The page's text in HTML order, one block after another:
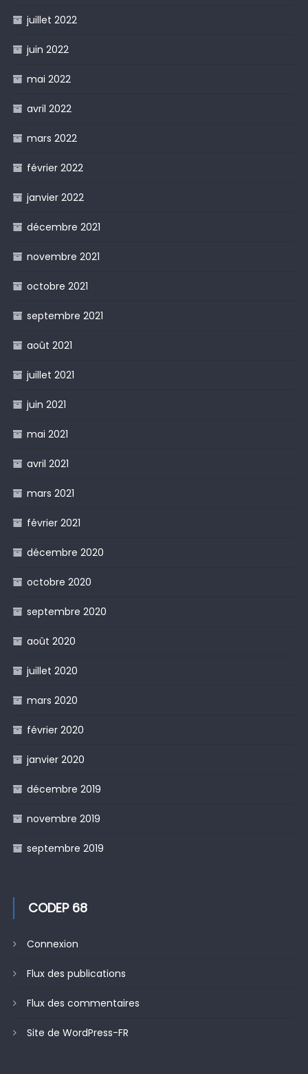
juillet 2022
juin 2022
mai 2022
avril 2022
mars 2022
février 2022
janvier 2022
décembre 2021
novembre 2021
octobre 2021
septembre 2021
août 2021
juillet 2021
juin 2021
mai 2021
avril 2021
mars 2021
février 2021
décembre 2020
octobre 2020
septembre 2020
août 2020
juillet 2020
mars 2020
février 2020
janvier 2020
décembre 2019
novembre 2019
septembre 2019
CODEP 68
Connexion
Flux des publications
Flux des commentaires
Site de WordPress-FR